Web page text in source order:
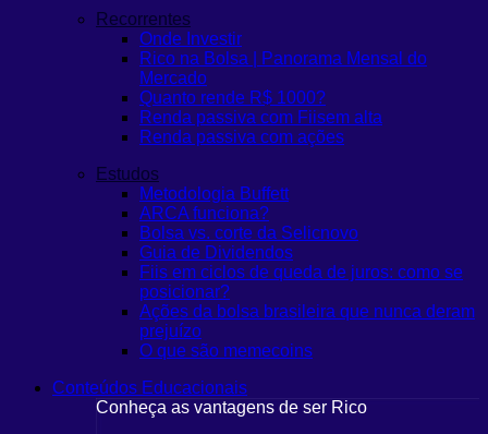
Recorrentes
Onde Investir
Rico na Bolsa | Panorama Mensal do
Mercado
Quanto rende R$ 1000?
Renda passiva com Fiisem alta
Renda passiva com ações
Estudos
Metodologia Buffett
ARCA funciona?
Bolsa vs. corte da Selicnovo
Guia de Dividendos
Fiis em ciclos de queda de juros: como se
posicionar?
Ações da bolsa brasileira que nunca deram
prejuízo
O que são memecoins
Conteúdos Educacionais
Conheça as vantagens de ser Rico